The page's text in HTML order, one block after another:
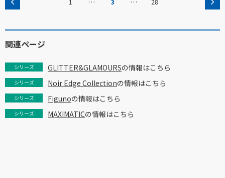
1 3 28
関連ページ
シリーズ GLITTER&GLAMOURSの情報はこちら
シリーズ Noir Edge Collectionの情報はこちら
シリーズ Figunoの情報はこちら
シリーズ MAXIMATICの情報はこちら